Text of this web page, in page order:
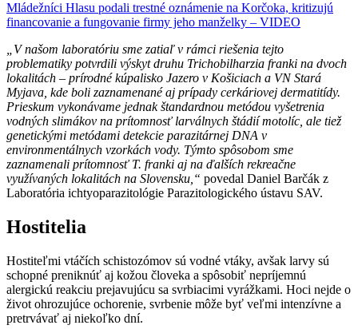
Mládežníci Hlasu podali trestné oznámenie na Korčoka, kritizujú
financovanie a fungovanie firmy jeho manželky – VIDEO
„V našom laboratóriu sme zatiaľ v rámci riešenia tejto
problematiky potvrdili výskyt druhu Trichobilharzia franki na dvoch
lokalitách – prírodné kúpalisko Jazero v Košiciach a VN Stará
Myjava, kde boli zaznamenané aj prípady cerkáriovej dermatitídy.
Prieskum vykonávame jednak štandardnou metódou vyšetrenia
vodných slimákov na prítomnosť larválnych štádií motolíc, ale tiež
genetickými metódami detekcie parazitárnej DNA v
environmentálnych vzorkách vody. Týmto spôsobom sme
zaznamenali prítomnosť T. franki aj na ďalších rekreačne
využívaných lokalitách na Slovensku,“ povedal Daniel Barčák z
Laboratória ichtyoparazitológie Parazitologického ústavu SAV.
Hostitelia
Hostiteľmi vtáčích schistozómov sú vodné vtáky, avšak larvy sú
schopné preniknúť aj kožou človeka a spôsobiť nepríjemnú
alergickú reakciu prejavujúcu sa svrbiacimi vyrážkami. Hoci nejde o
život ohrozujúce ochorenie, svrbenie môže byť veľmi intenzívne a
pretrvávať aj niekoľko dní.